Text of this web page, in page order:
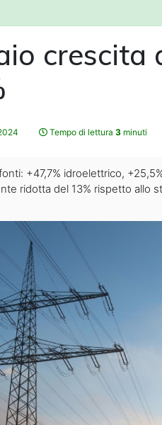
crescita
Tempo di lettura 3 minuti
+47,7% idroelettrico,
ridotta del 13% rispetto allo